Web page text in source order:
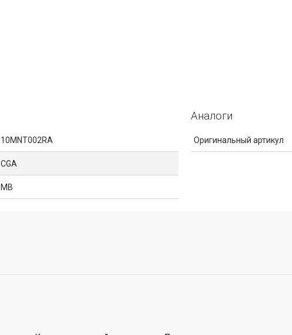
10MNT002RA
CGA
MB
Аналоги
Оригинальный артикул